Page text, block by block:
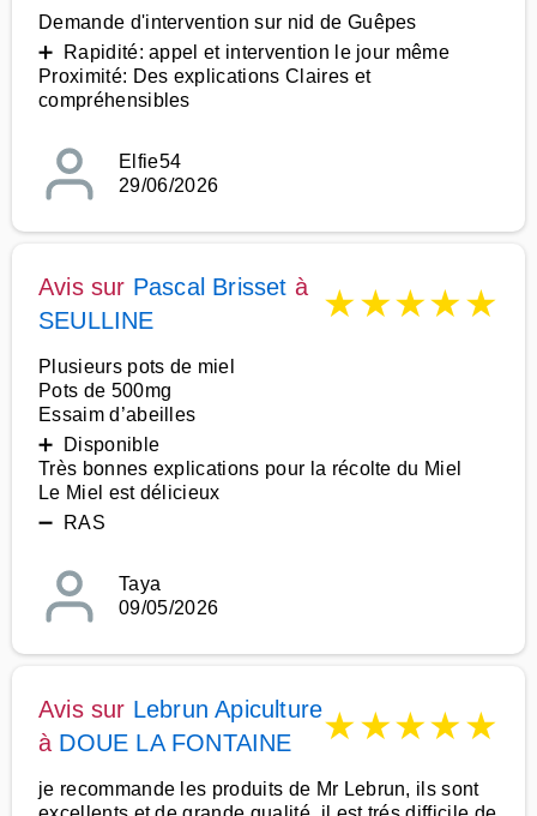
Demande d'intervention sur nid de Guêpes
➕ Rapidité: appel et intervention le jour même
Proximité: Des explications Claires et
compréhensibles
Elfie54
29/06/2026
Avis sur Pascal Brisset à
SEULLINE
★★★★★
Plusieurs pots de miel
Pots de 500mg
Essaim d’abeilles
➕ Disponible
Très bonnes explications pour la récolte du Miel
Le Miel est délicieux
➖ RAS
Taya
09/05/2026
Avis sur Lebrun Apiculture
à DOUE LA FONTAINE ★★★★★
je recommande les produits de Mr Lebrun, ils sont